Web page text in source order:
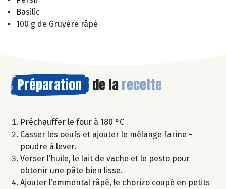
Basilic
100 g de Gruyère râpé
Préparation de la recette
Préchauffer le four à 180 °C
Casser les oeufs et ajouter le mélange farine -
poudre à lever.
Verser l’huile, le lait de vache et le pesto pour
obtenir une pâte bien lisse.
Ajouter l’emmental râpé, le chorizo coupé en petits